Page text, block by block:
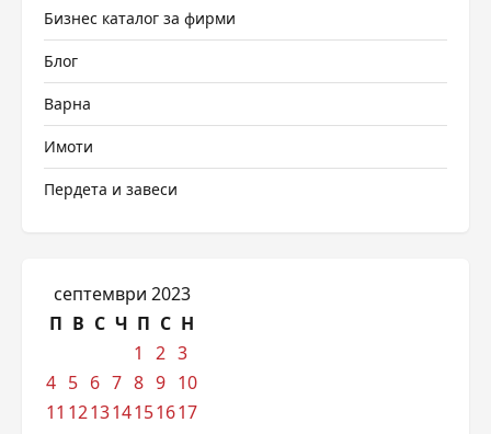
Бизнес каталог за фирми
Блог
Варна
Имоти
Пердета и завеси
септември 2023
П В С Ч П С Н
1
2 3
4 5 6 7 8 9 10
11 121314151617